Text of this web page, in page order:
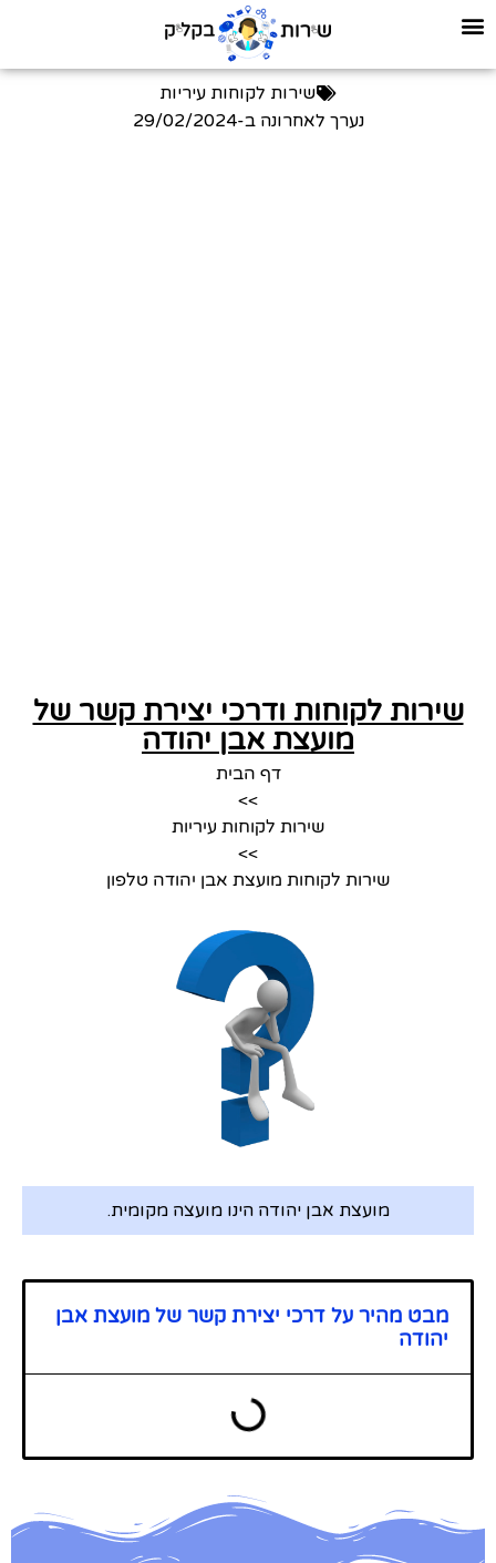
שירות לקוחות עיריות
נערך לאחרונה ב-29/02/2024
שירות לקוחות ודרכי יצירת קשר של
מועצת אבן יהודה
דף הבית
>>
שירות לקוחות עיריות
>>
שירות לקוחות מועצת אבן יהודה טלפון
מועצת אבן יהודה הינו מועצה מקומית.
מבט מהיר על דרכי יצירת קשר של מועצת אבן
יהודה